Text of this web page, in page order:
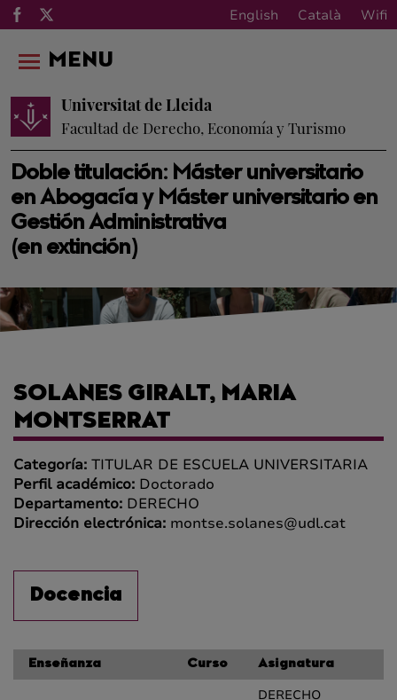
English Català Wifi
Doble titulación: Máster universitario
en Abogacía y Máster universitario en
Gestión Administrativa
(en extinción)
Universitat de Lleida
Facultad de Derecho, Economía y Turismo
MENU
SOLANES GIRALT, MARIA
MONTSERRAT
Categoría: TITULAR DE ESCUELA UNIVERSITARIA
Perfil académico: Doctorado
Departamento: DERECHO
Dirección electrónica: montse.solanes@udl.cat
Docencia
Enseñanza Curso Asignatura
DERECHO